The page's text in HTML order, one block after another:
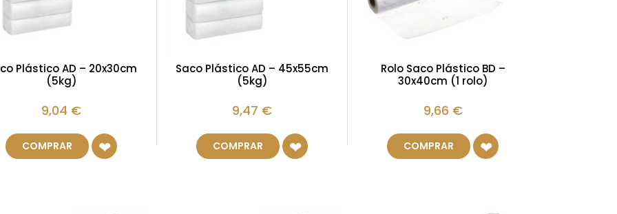
Plástico AD – 20x30cm
(5kg)
9,04 €
COMPRAR
Saco Plástico AD – 45x55cm
(5kg)
9,47 €
COMPRAR
Rolo Saco Plástico BD –
30x40cm (1 rolo)
9,66 €
COMPRAR